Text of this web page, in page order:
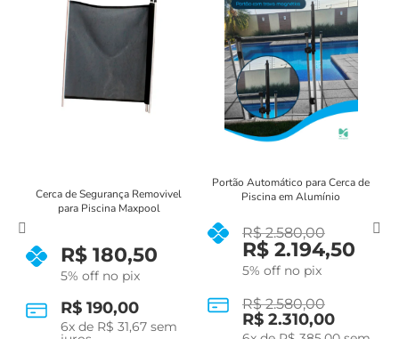
Cerca de Segurança Removivel
para Piscina Maxpool
R$180,50
5% off no pix
R$190,00
6x de R$ 31,67sem
Portão Automático para Cerca de
Piscina em Alumínio
R$2.580,00
R$2.194,50
5% off no pix
R$2.580,00
R$2.310,00